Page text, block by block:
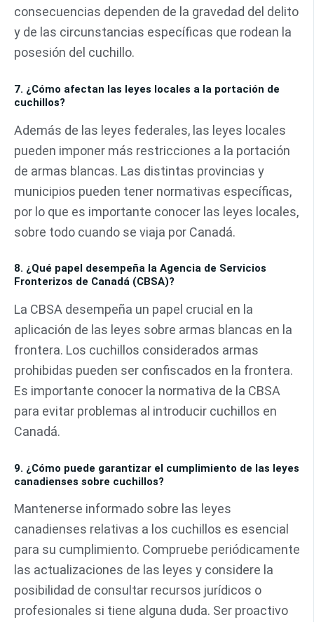
consecuencias dependen de la gravedad del delito
y de las circunstancias específicas que rodean la
posesión del cuchillo.
7. ¿Cómo afectan las leyes locales a la portación de
cuchillos?
Además de las leyes federales, las leyes locales
pueden imponer más restricciones a la portación
de armas blancas. Las distintas provincias y
municipios pueden tener normativas específicas,
por lo que es importante conocer las leyes locales,
sobre todo cuando se viaja por Canadá.
8. ¿Qué papel desempeña la Agencia de Servicios
Fronterizos de Canadá (CBSA)?
La CBSA desempeña un papel crucial en la
aplicación de las leyes sobre armas blancas en la
frontera. Los cuchillos considerados armas
prohibidas pueden ser confiscados en la frontera.
Es importante conocer la normativa de la CBSA
para evitar problemas al introducir cuchillos en
Canadá.
9. ¿Cómo puede garantizar el cumplimiento de las leyes
canadienses sobre cuchillos?
Mantenerse informado sobre las leyes
canadienses relativas a los cuchillos es esencial
para su cumplimiento. Compruebe periódicamente
las actualizaciones de las leyes y considere la
posibilidad de consultar recursos jurídicos o
profesionales si tiene alguna duda. Ser proactivo